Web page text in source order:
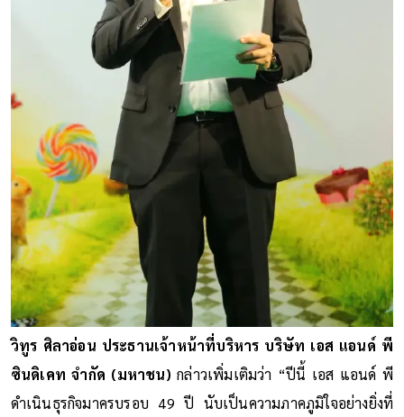
วิทูร ศิลาอ่อน ประธานเจ้าหน้าที่บริหาร บริษัท เอส แอนด์ พี
ซินดิเคท จำกัด (มหาชน) กล่าวเพิ่มเติมว่า “ปีนี้ เอส แอนด์ พี
ดำเนินธุรกิจมาครบรอบ 49 ปี นับเป็นความภาคภูมิใจอย่างยิ่งที่